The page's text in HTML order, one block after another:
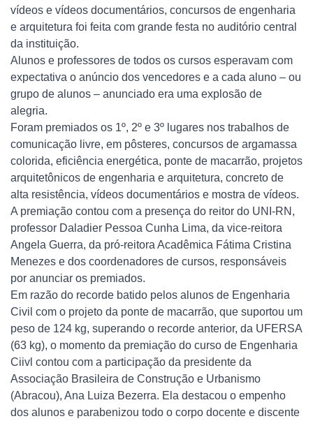
vídeos e vídeos documentários, concursos de engenharia
e arquitetura foi feita com grande festa no auditório central
da instituição.
Alunos e professores de todos os cursos esperavam com
expectativa o anúncio dos vencedores e a cada aluno – ou
grupo de alunos – anunciado era uma explosão de
alegria.
Foram premiados os 1º, 2º e 3º lugares nos trabalhos de
comunicação livre, em pôsteres, concursos de argamassa
colorida, eficiência energética, ponte de macarrão, projetos
arquitetônicos de engenharia e arquitetura, concreto de
alta resistência, vídeos documentários e mostra de vídeos.
A premiação contou com a presença do reitor do UNI-RN,
professor Daladier Pessoa Cunha Lima, da vice-reitora
Angela Guerra, da pró-reitora Acadêmica Fátima Cristina
Menezes e dos coordenadores de cursos, responsáveis
por anunciar os premiados.
Em razão do recorde batido pelos alunos de Engenharia
Civil com o projeto da ponte de macarrão, que suportou um
peso de 124 kg, superando o recorde anterior, da UFERSA
(63 kg), o momento da premiação do curso de Engenharia
Ciivl contou com a participação da presidente da
Associação Brasileira de Construção e Urbanismo
(Abracou), Ana Luiza Bezerra. Ela destacou o empenho
dos alunos e parabenizou todo o corpo docente e discente